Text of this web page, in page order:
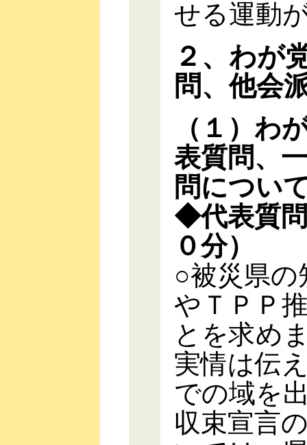
せる運動
２、わが
問、他会
（１）わ
表質問、
問につい
◆代表質
０分）
○被災県の
やＴＰＰ
とを求め
実情は伝
での域を
収束宣言